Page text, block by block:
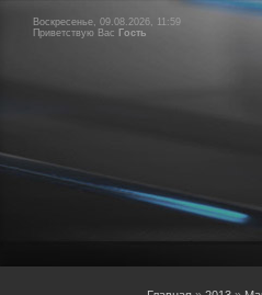
Воскресенье, 09.08.2026, 11:59
Приветствую Вас Гость